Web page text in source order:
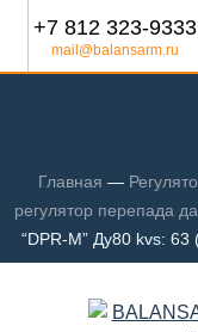
+7 812 323-9333
mail@balansarm.ru
Главная —
регулятор перепада
“DPR-M” Ду80 kvs: